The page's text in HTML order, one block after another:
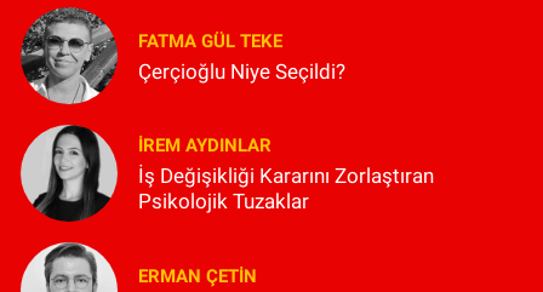
FATMA GÜL TEKE
Çerçioğlu Niye Seçildi?
İREM AYDINLAR
İş Değişikliği Kararını Zorlaştıran
Psikolojik Tuzaklar
ERMAN ÇETIN